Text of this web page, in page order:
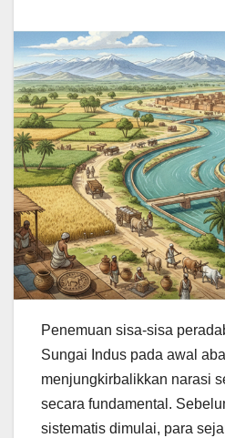
Penemuan sisa-sisa
Sungai Indus pada awal
menjungkirbalikkan narasi
secara fundamental.
sistematis dimulai, para